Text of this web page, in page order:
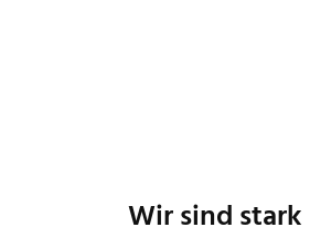
Wir sind stark